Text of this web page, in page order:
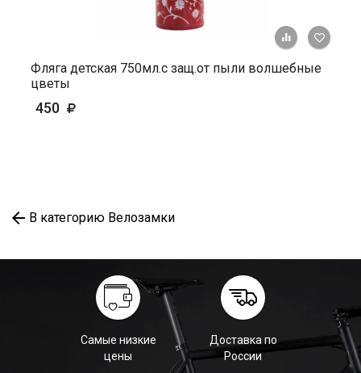
+ К
Фляга детская 750мл.с защ.от пыли волшебные
цветы
450
В категорию Велозамки
Самые низкие
цены
Доставка по
России